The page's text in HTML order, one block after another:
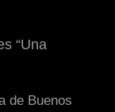
“Una
de Buenos